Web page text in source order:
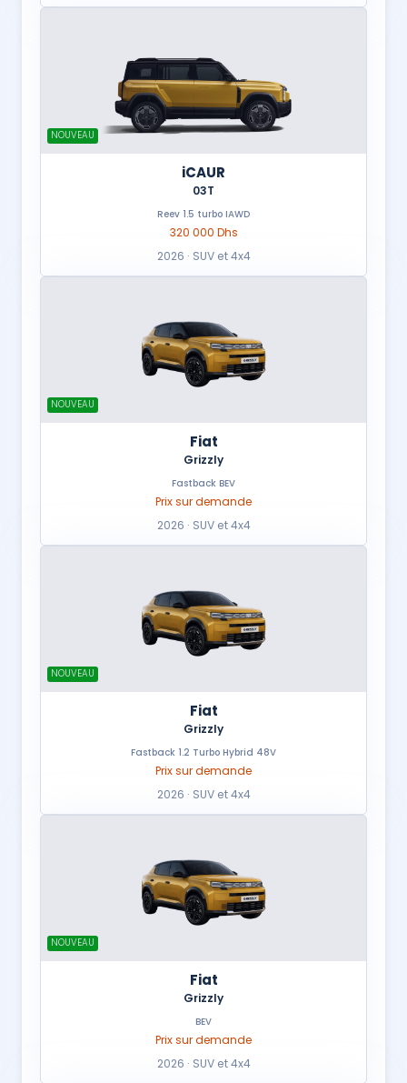
NOUVEAU
iCAUR
03T
Reev 1.5 turbo IAWD
320 000 Dhs
2026 · SUV et 4x4
NOUVEAU
Fiat
Grizzly
Fastback BEV
Prix sur demande
2026 · SUV et 4x4
NOUVEAU
Fiat
Grizzly
Fastback 1.2 Turbo Hybrid 48V
Prix sur demande
2026 · SUV et 4x4
NOUVEAU
Fiat
Grizzly
BEV
Prix sur demande
2026 · SUV et 4x4